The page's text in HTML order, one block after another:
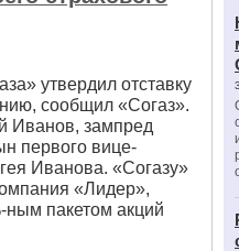
утвердил отставку
сообщил «Согаз».
Иванов, зампред
первого вице-
Иванова. «Согазу»
«Лидер»,
ным пакетом акций